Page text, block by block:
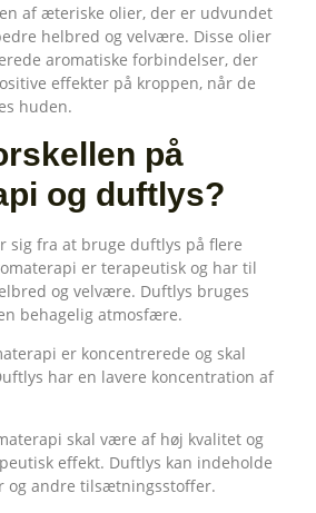
af æteriske olier, der er udvundet
helbred og velvære. Disse olier
aromatiske forbindelser, der
effekter på kroppen, når de
huden.
på
og duftlys?
sig fra at bruge duftlys på flere
er terapeutisk og har til
og velvære. Duftlys bruges
behagelig atmosfære.
er koncentrerede og skal
har en lavere koncentration af
skal være af høj kvalitet og
effekt. Duftlys kan indeholde
og andre tilsætningsstoffer.